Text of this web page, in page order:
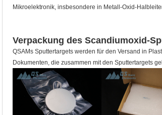
Mikroelektronik, insbesondere in Metall-Oxid-
Verpackung des Scandiumoxid-
QSAMs Sputtertargets werden für den Versand in
Dokumenten, die zusammen mit den Sputtertargets